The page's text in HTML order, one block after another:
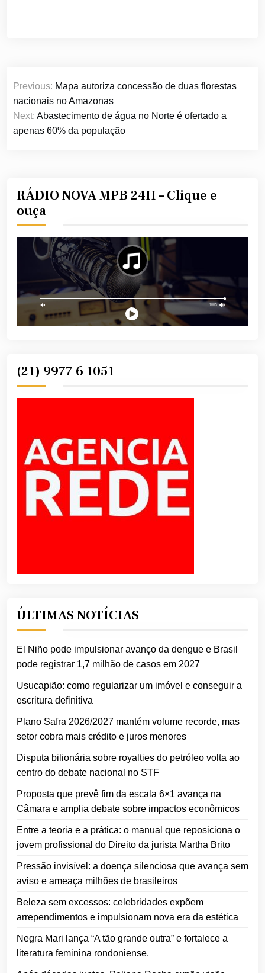
Navegação
de
Post
Previous: Mapa autoriza concessão de duas florestas
nacionais no Amazonas
Next: Abastecimento de água no Norte é ofertado a
apenas 60% da população
RÁDIO NOVA MPB 24H – Clique e
ouça
(21) 9977 6 1051
ÚLTIMAS NOTÍCIAS
El Niño pode impulsionar avanço da dengue e Brasil
pode registrar 1,7 milhão de casos em 2027
Usucapião: como regularizar um imóvel e conseguir a
escritura definitiva
Plano Safra 2026/2027 mantém volume recorde, mas
setor cobra mais crédito e juros menores
Disputa bilionária sobre royalties do petróleo volta ao
centro do debate nacional no STF
Proposta que prevê fim da escala 6×1 avança na
Câmara e amplia debate sobre impactos econômicos
Entre a teoria e a prática: o manual que reposiciona o
jovem profissional do Direito da jurista Martha Brito
Pressão invisível: a doença silenciosa que avança sem
aviso e ameaça milhões de brasileiros
Beleza sem excessos: celebridades expõem
arrependimentos e impulsionam nova era da estética
Negra Mari lança “A tão grande outra” e fortalece a
literatura feminina rondoniense.